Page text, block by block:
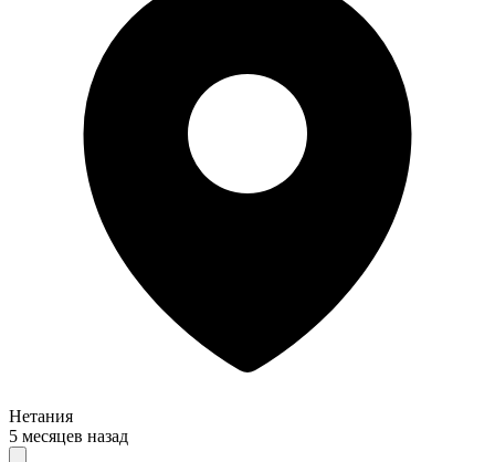
Нетания
5 месяцев назад